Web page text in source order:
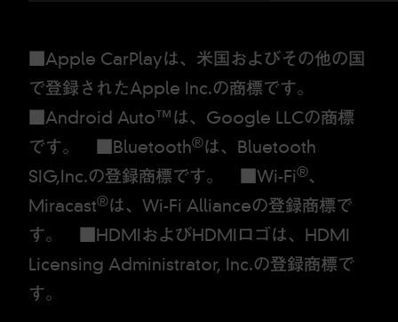
■Apple CarPlayは、米国およびその他の国
で登録されたApple Inc.の商標です。
■Android Auto™は、Google LLCの商標
です。 ■Bluetooth®は、Bluetooth
SIG,Inc.の登録商標です。 ■Wi-Fi®、
Miracast®は、Wi-Fi Allianceの登録商標で
す。 ■HDMIおよびHDMIロゴは、HDMI
Licensing Administrator, Inc.の登録商標で
す。